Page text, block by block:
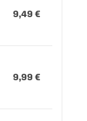
9,49 €
9,99 €